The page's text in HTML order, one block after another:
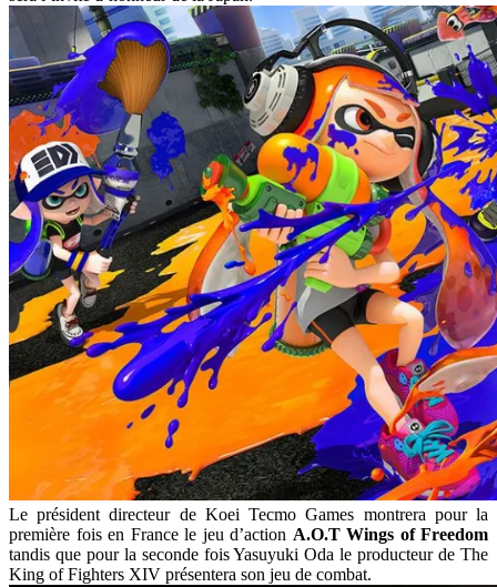
Le président directeur de Koei Tecmo Games montrera pour la
première fois en France le jeu d’action A.O.T Wings of Freedom
tandis que pour la seconde fois Yasuyuki Oda le producteur de The
King of Fighters XIV présentera son jeu de combat.